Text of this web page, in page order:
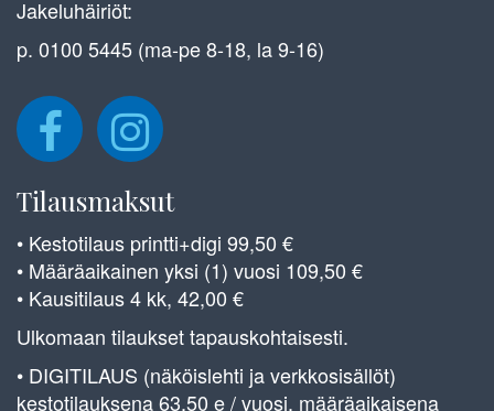
Jakeluhäiriöt:
p. 0100 5445 (ma-pe 8-18, la 9-16)
Tilausmaksut
• Kestotilaus printti+digi 99,50 €
• Määräaikainen yksi (1) vuosi 109,50 €
• Kausitilaus 4 kk, 42,00 €
Ulkomaan tilaukset tapauskohtaisesti.
• DIGITILAUS (näköislehti ja verkkosisällöt)
kestotilauksena 63,50 e / vuosi, määräaikaisena